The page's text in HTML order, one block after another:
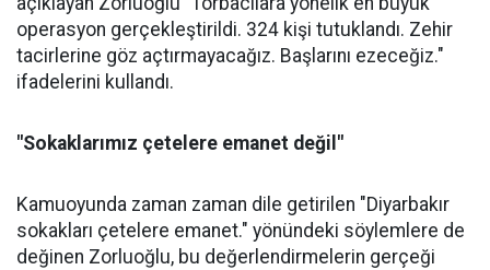
operasyon gerçekleştirildi. 324 kişi tutuklandı. Zehir
tacirlerine göz açtırmayacağız. Başlarını ezeceğiz."
ifadelerini kullandı.
"Sokaklarımız çetelere emanet değil"
Kamuoyunda zaman zaman dile getirilen "Diyarbakır
sokakları çetelere emanet." yönündeki söylemlere de
değinen Zorluoğlu, bu değerlendirmelerin gerçeği